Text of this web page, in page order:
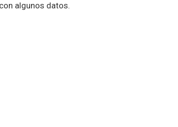
algunos datos.